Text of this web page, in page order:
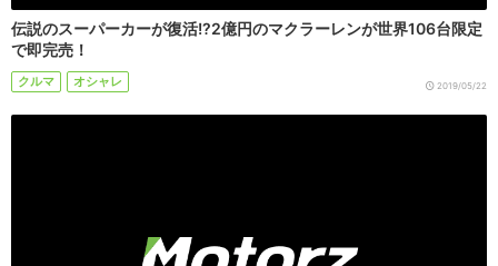
伝説のスーパーカーが復活!?2億円のマクラーレンが世界106台限定
で即完売！
クルマ オシャレ 2019/05/22